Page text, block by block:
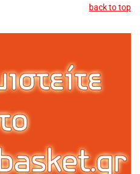
back to top